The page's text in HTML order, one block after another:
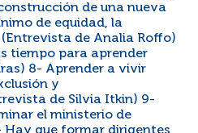
de una nueva
de equidad, la
de Analia Roffo)
tiempo para aprender
8- Aprender a vivir
y
de Silvia Itkin) 9-
el ministerio de